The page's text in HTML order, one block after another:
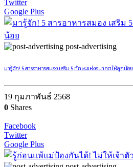
Twitter
Google Plus
post-advertising
มารู้จัก! 5 สารอาหารสมอง เสริม 5 ทักษะแห่งอนาคตให้ลูกน้อย
19 กุมภาพันธ์ 2568
0 Shares
Facebook
Twitter
Google Plus